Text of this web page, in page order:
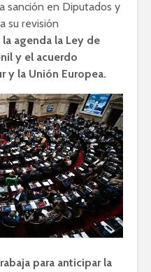
sanción en Diputados y
su revisión
agenda la Ley de
y el acuerdo
y la Unión Europea.
para anticipar la